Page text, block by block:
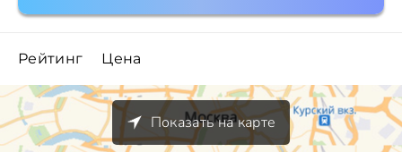
Рейтинг Цена
Показать на карте